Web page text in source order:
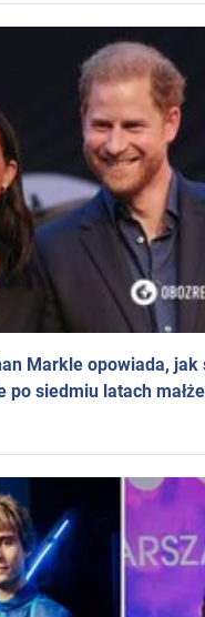
Markle opowiada, jak
po siedmiu latach